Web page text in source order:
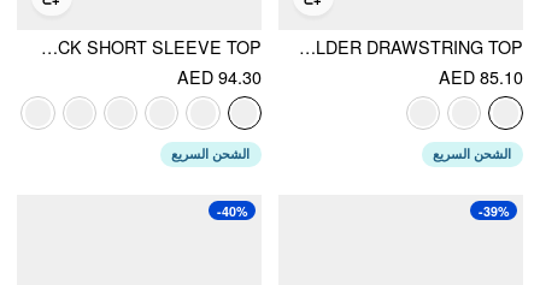
LINEN-BLEND SEE-THROUGH OFF-SHOULDER DRAWSTRING TOP
AED 85.10
الشحن السريع
STRIPED ASYMMETRICAL NECK SHORT SLEEVE TOP
AED 94.30
الشحن السريع
-39%
-40%